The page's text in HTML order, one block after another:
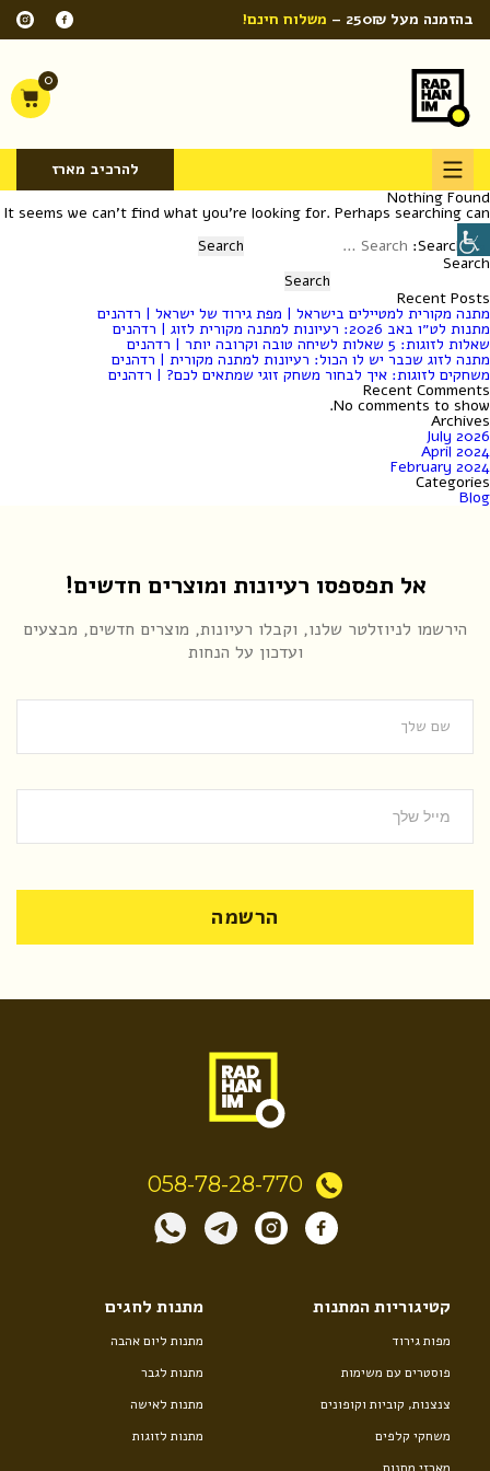
בהזמנה מעל 250₪ – משלוח חינם!
0
להרכיב מארז
Nothing Found
It seems we can’t find what you’re looking for. Perhaps searching can
help.
Search for:
Search
Search
Recent Posts
מתנה מקורית למטיילים בישראל | מפת גירוד של ישראל | רדהנים
מתנות לט״ו באב 2026: רעיונות למתנה מקורית לזוג | רדהנים
שאלות לזוגות: 5 שאלות לשיחה טובה וקרובה יותר | רדהנים
מתנה לזוג שכבר יש לו הכול: רעיונות למתנה מקורית | רדהנים
משחקים לזוגות: איך לבחור משחק זוגי שמתאים לכם? | רדהנים
Recent Comments
No comments to show.
Archives
July 2026
April 2024
February 2024
Categories
Blog
אל תפספסו רעיונות ומוצרים חדשים!
הירשמו לניוזלטר שלנו, וקבלו רעיונות, מוצרים חדשים, מבצעים
ועדכון על הנחות
הרשמה
058-78-28-770
מתנות לחגים
מתנות ליום אהבה
מתנות לגבר
מתנות לאישה
מתנות לזוגות
קטיגוריות המתנות
מפות גירוד
פוסטרים עם משימות
צנצנות, קוביות וקופונים
משחקי קלפים